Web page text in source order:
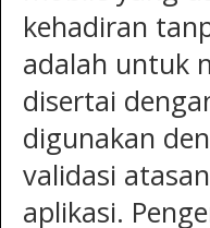
kehadiran
adalah untuk
disertai
digunakan
validasi
aplikasi.